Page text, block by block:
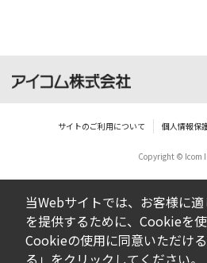
サイトのご利用について 個人情報保
Copyright © Icom
当Webサイトでは、お客様に
を提供するために、Cookieを使
Cookieの使用に同意いただけ
る」をクリックしてください。